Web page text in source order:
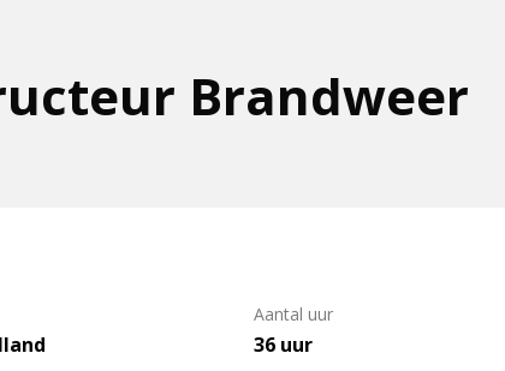
Brandweer
Aantal uur
36 uur